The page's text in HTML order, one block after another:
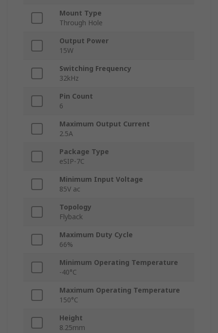
Mount Type
Through Hole
Output Power
15W
Switching Frequency
32kHz
Pin Count
6
Maximum Output Current
2.5A
Package Type
eSIP-7C
Minimum Input Voltage
85V ac
Topology
Flyback
Maximum Duty Cycle
66%
Minimum Operating Temperature
-40°C
Maximum Operating Temperature
150°C
Height
8.25mm